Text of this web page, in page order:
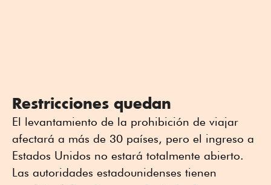
Restricciones quedan
El levantamiento de la prohibición de viajar
afectará a más de 30 países, pero el ingreso a
Estados Unidos no estará totalmente abierto.
Las autoridades estadounidenses tienen